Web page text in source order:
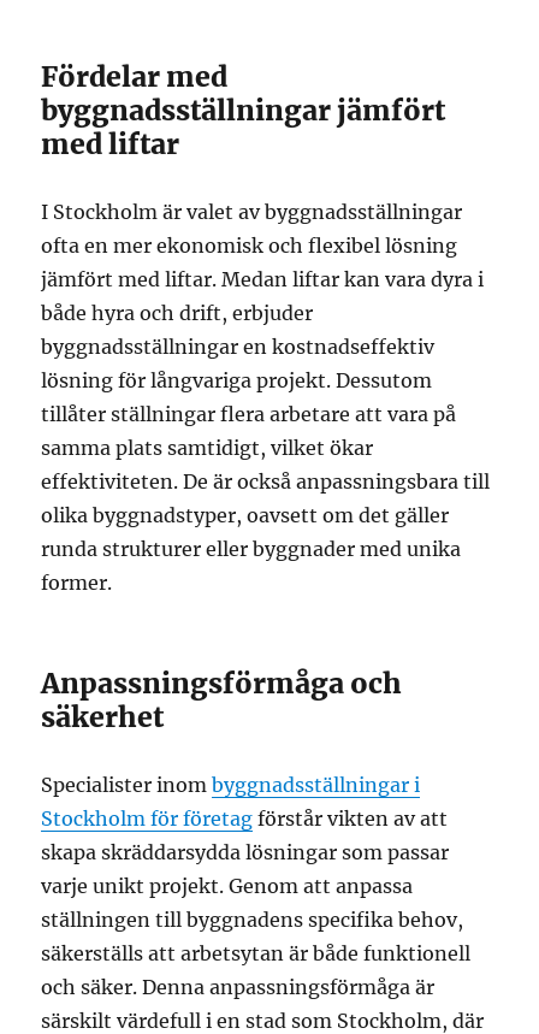
Fördelar med
byggnadsställningar jämfört
med liftar
I Stockholm är valet av byggnadsställningar
ofta en mer ekonomisk och flexibel lösning
jämfört med liftar. Medan liftar kan vara dyra i
både hyra och drift, erbjuder
byggnadsställningar en kostnadseffektiv
lösning för långvariga projekt. Dessutom
tillåter ställningar flera arbetare att vara på
samma plats samtidigt, vilket ökar
effektiviteten. De är också anpassningsbara till
olika byggnadstyper, oavsett om det gäller
runda strukturer eller byggnader med unika
former.
Anpassningsförmåga och
säkerhet
Specialister inombyggnadsställningar i
Stockholm för företag förstår vikten av att
skapa skräddarsydda lösningar som passar
varje unikt projekt. Genom att anpassa
ställningen till byggnadens specifika behov,
säkerställs att arbetsytan är både funktionell
och säker. Denna anpassningsförmåga är
särskilt värdefull i en stad som Stockholm, där